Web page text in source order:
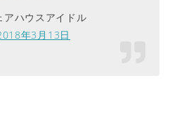
アハウスアイドル
年3月13日